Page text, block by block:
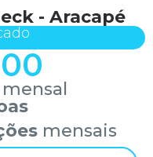
- Aracapé
mensais